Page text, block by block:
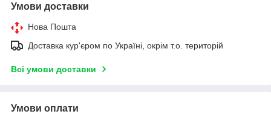
Умови доставки
Нова Пошта
Доставка кур'єром по Україні, окрім т.о. територій
Всі умови доставки
Умови оплати